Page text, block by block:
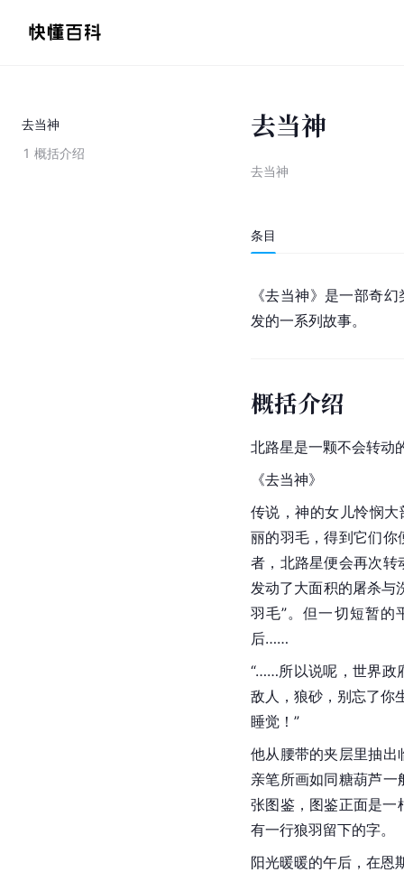
去当神
1 概括介绍
去当神
去当神
条目
《去当神》是一部奇
发的一系列故事。
概括介绍
北路星是一颗不会转动
《去当神》
传说，神的女儿怜悯
丽的羽毛，得到它们你
者，北路星便会再次转
发动了大面积的屠杀与
羽毛”。但一切短暂的
后……
“……所以说呢，世界政
敌人，狼砂，别忘了你
睡觉！”
他从腰带的夹层里抽出
亲笔所画如同糖葫芦一
张图鉴，图鉴正面是一
有一行狼羽留下的字。
阳光暖暖的午后，在恩